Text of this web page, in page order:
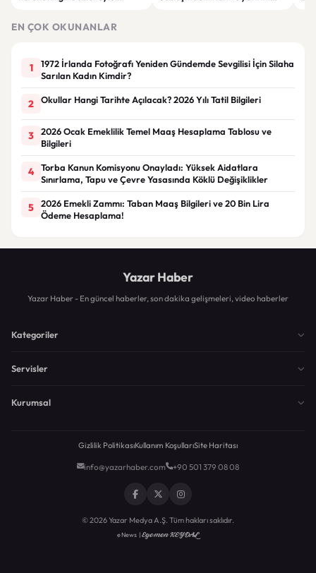
EN ÇOK OKUNANLAR
1
1972 İrlanda Fotoğrafı Yeniden Gündemde Sevgilisi İçin Silaha
Sarılan Kadın Kimdir?
2 Okullar Hangi Tarihte Açılacak? 2026 Yılı Tatil Bilgileri
3
2026 Ocak Emeklilik Temel Maaş Hesaplama Tablosu ve
Bilgileri
4
Torba Kanun Komisyonu Onayladı: Yüksek Aidatlara
Sınırlama, Tapu ve Çevre Yasasında Köklü Değişiklikler
5
2026 Emekli Zammı: Taban Maaş Bilgileri ve 20 Bin Lira
Ödeme Hesaplama!
Yazar Haber
Yazar Haber - En güncel haberler, son dakika gelişmeleri, video haberler
Kategoriler
Servisler
Kurumsal
Gizlilik PolitikasıKullanım KoşullarıSite Haritası
info@yazarhaber.com +90 501 379 08 08
© 2026 Yazar Medya A.Ş. Tüm hakları saklıdır.
eNews |Egemen KEYDAL